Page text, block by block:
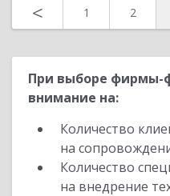
< 1 2
При выборе фирмы-
внимание на:
Количество
на
Количество
на внедрение